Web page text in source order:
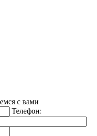
с вами
Телефон: